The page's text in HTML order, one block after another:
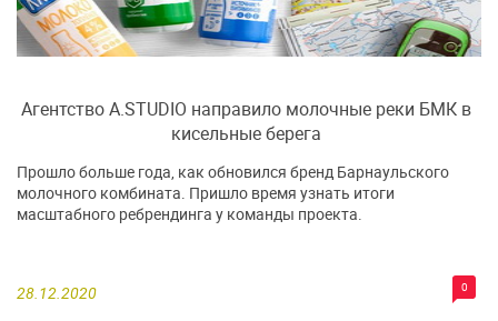
Агентство А.STUDIO направило молочные реки БМК в
кисельные берега
28.12.2020 0
Прошло больше года, как обновился бренд Барнаульского
молочного комбината. Пришло время узнать итоги
масштабного ребрендинга у команды проекта.